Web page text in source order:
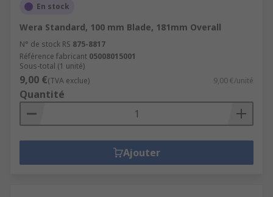
En stock
Wera Standard, 100 mm Blade, 181mm Overall
N° de stock RS 875-8817
Référence fabricant 05008015001
Sous-total (1 unité)
9,00 €(TVA exclue) 9,00 €/unité
Quantité
Ajouter